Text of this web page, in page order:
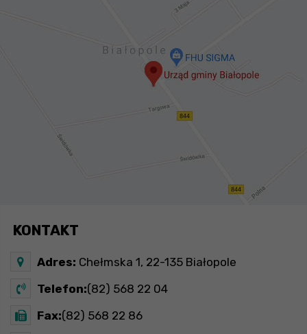
KONTAKT
Adres: Chełmska 1, 22-135 Białopole
Telefon:(82) 568 22 04
Fax:(82) 568 22 86